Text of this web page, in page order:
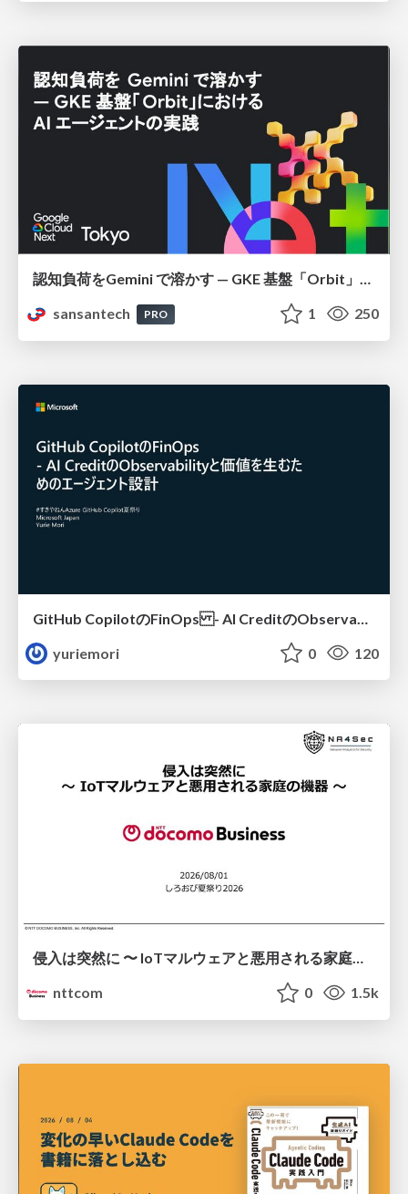
認知負荷をGemini で溶かす — GKE 基盤「Orbit」における AI エージェントの実践
sansantech
PRO 1 250
yuriemori
0 120
侵入は突然に 〜 IoTマルウェアと悪用される家庭の機器 ～ / When Intrusion Strikes: IoT Malware and the Abuse of Home Devices
nttcom
0 1.5k